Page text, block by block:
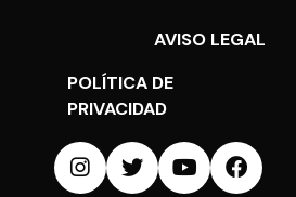
AVISO LEGAL
POLÍTICA DE
PRIVACIDAD